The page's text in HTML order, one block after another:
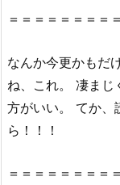
や
z
i
r
＝＝＝＝＝＝＝＝＝
なんか今更かもだけ
ね、これ。 凄まじ
方がいい。 てか、
ら！！！
＝＝＝＝＝＝＝＝＝